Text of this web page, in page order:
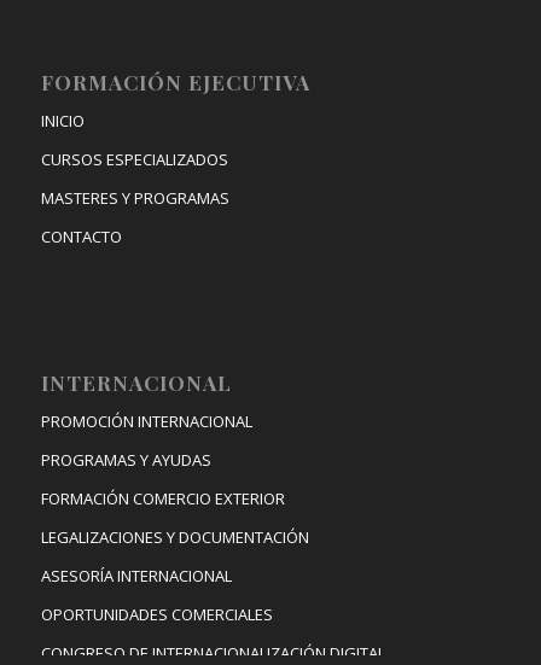
FORMACIÓN EJECUTIVA
INICIO
CURSOS ESPECIALIZADOS
MASTERES Y PROGRAMAS
CONTACTO
INTERNACIONAL
PROMOCIÓN INTERNACIONAL
PROGRAMAS Y AYUDAS
FORMACIÓN COMERCIO EXTERIOR
LEGALIZACIONES Y DOCUMENTACIÓN
ASESORÍA INTERNACIONAL
OPORTUNIDADES COMERCIALES
CONGRESO DE INTERNACIONALIZACIÓN DIGITAL